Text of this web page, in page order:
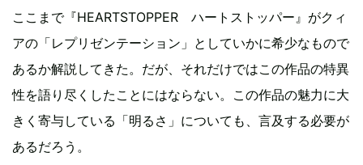
ここまで『HEARTSTOPPER ハートストッパー』がクィ
アの「レプリゼンテーション」としていかに希少なもので
あるか解説してきた。だが、それだけではこの作品の特異
性を語り尽くしたことにはならない。この作品の魅力に大
きく寄与している「明るさ」についても、言及する必要が
あるだろう。